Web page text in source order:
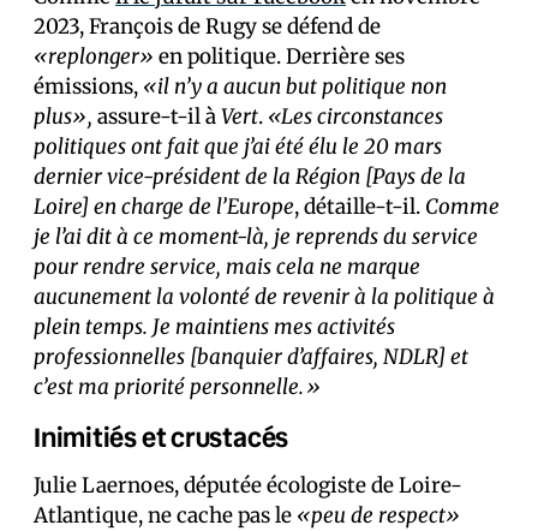
2023, François de Rugy se défend de
«replonger» en politique. Derrière ses
émissions, «il n’y a aucun but politique non
plus», assure-t-il àVert. «Les circonstances
politiques ont fait que j’ai été élu le 20 mars
dernier vice-président de la Région [Pays de la
Loire] en charge de l’Europe, détaille-t-il. Comme
je l’ai dit à ce moment-là, je reprends du service
pour rendre service, mais cela ne marque
aucunement la volonté de revenir à la politique à
plein temps. Je maintiens mes activités
professionnelles [banquier d’affaires, NDLR] et
c’est ma priorité personnelle.»
Inimitiés et crustacés
Julie Laernoes, députée écologiste de Loire-
Atlantique, ne cache pas le «peu de respect»